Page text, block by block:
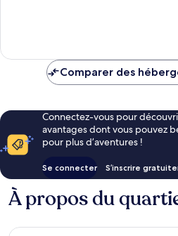
Comparer des
Connectez-vous pour
avantages dont vous pouvez
pour plus d’aventures !
Se connecter S’inscrire
À propos du